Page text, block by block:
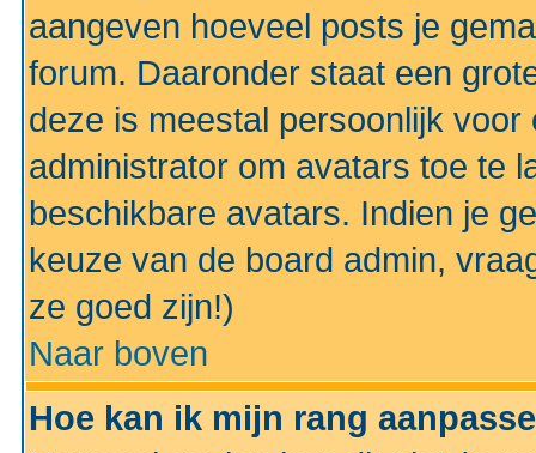
aangeven hoeveel posts je
forum. Daaronder staat een
deze is meestal persoonlijk
administrator om avatars toe te
beschikbare avatars. Indien je
keuze van de board admin,
ze goed zijn!)
Naar boven
Hoe kan ik mijn rang